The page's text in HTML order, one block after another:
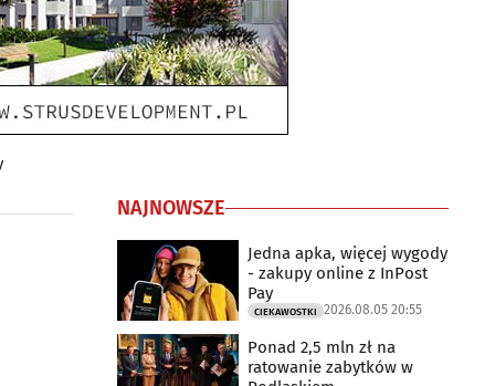
NAJNOWSZE
Jedna apka, więcej wygody
- zakupy online z InPost
Pay
CIEKAWOSTKI 2026.08.05 20:55
Ponad 2,5 mln zł na
ratowanie zabytków w